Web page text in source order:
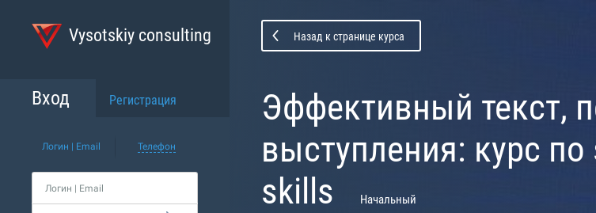
Vysotskiy consulting
Вход Регистрация
Логин | Email Телефон
Логин | Email
Назад к странице курса
Эффективный текст,
выступления: курс
skills
Начальный